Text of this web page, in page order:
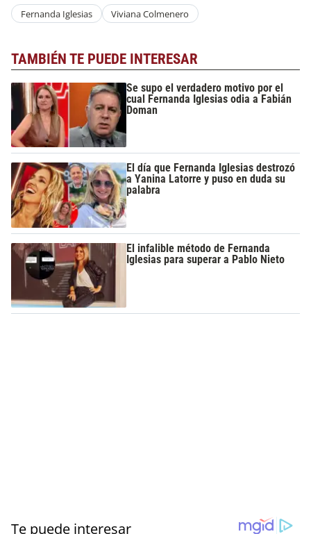
Fernanda Iglesias Viviana Colmenero
TAMBIÉN TE PUEDE INTERESAR
Se supo el verdadero motivo por el
cual Fernanda Iglesias odia a Fabián
Doman
El día que Fernanda Iglesias destrozó
a Yanina Latorre y puso en duda su
palabra
El infalible método de Fernanda
Iglesias para superar a Pablo Nieto